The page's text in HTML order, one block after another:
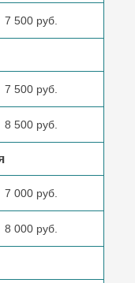
7 500 руб.
7 500 руб.
8 500 руб.
7 000 руб.
8 000 руб.